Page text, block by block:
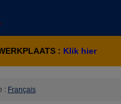
: Klik hier
: Français